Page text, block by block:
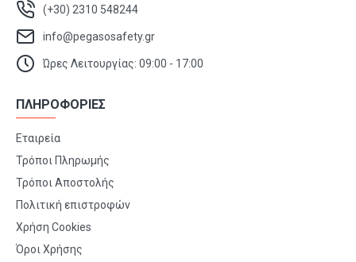
(+30) 2310 548244
info@pegasosafety.gr
Ώρες Λειτουργίας: 09:00 - 17:00
ΠΛΗΡΟΦΟΡΙΕΣ
Εταιρεία
Τρόποι Πληρωμής
Τρόποι Αποστολής
Πολιτική επιστροφών
Χρήση Cookies
Όροι Χρήσης